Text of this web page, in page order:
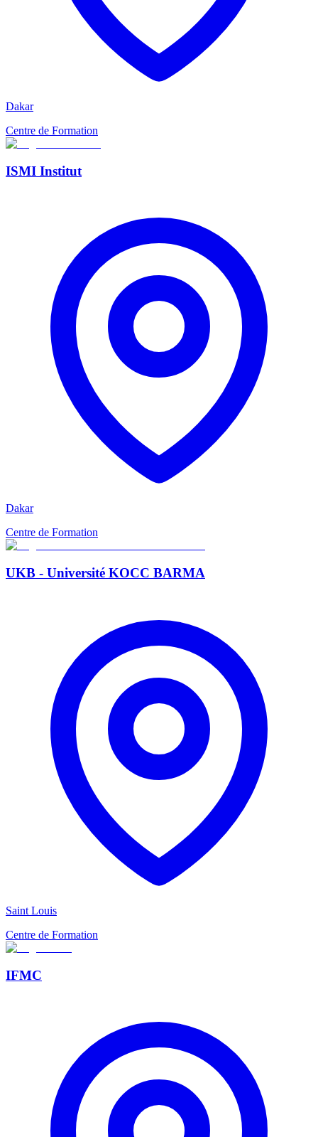
Dakar
Centre de Formation
ISMI Institut
Dakar
Centre de Formation
UKB - Université KOCC BARMA
Saint Louis
Centre de Formation
IFMC